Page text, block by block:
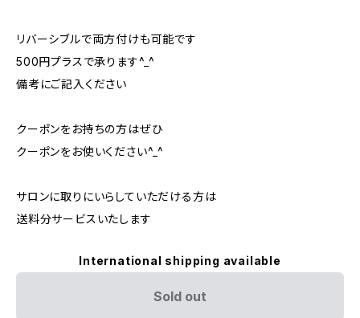
リバーシブルで両方付けも可能です
500円プラスで承ります^_^
備考にご記入ください
クーポンをお持ちの方はぜひ
クーポンをお使いください^_^
サロンに取りにいらしていただける方は
送料分サービスいたします
International shipping available
Sold out